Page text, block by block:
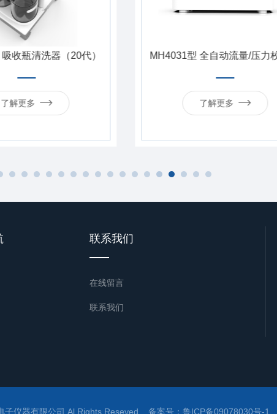
器（20代） MH4031型 全自动流量/压力校准仪
联系我们
在线留言
联系我们
子仪器有限公司 Al Rights Reseved 备案号： 鲁ICP备09078030号-1